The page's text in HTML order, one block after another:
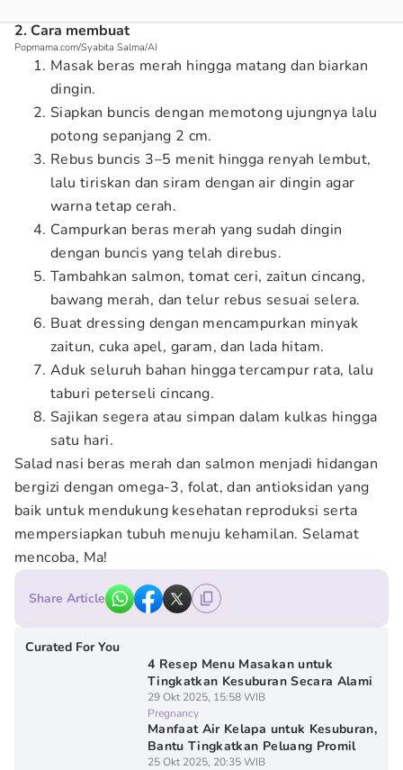
2. Cara membuat
Popmama.com/Syabita Salma/AI
Masak beras merah hingga matang dan biarkan
dingin.
Siapkan buncis dengan memotong ujungnya lalu
potong sepanjang 2 cm.
Rebus buncis 3–5 menit hingga renyah lembut,
lalu tiriskan dan siram dengan air dingin agar
warna tetap cerah.
Campurkan beras merah yang sudah dingin
dengan buncis yang telah direbus.
Tambahkan salmon, tomat ceri, zaitun cincang,
bawang merah, dan telur rebus sesuai selera.
Buat dressing dengan mencampurkan minyak
zaitun, cuka apel, garam, dan lada hitam.
Aduk seluruh bahan hingga tercampur rata, lalu
taburi peterseli cincang.
Sajikan segera atau simpan dalam kulkas hingga
satu hari.
Salad nasi beras merah dan salmon menjadi hidangan
bergizi dengan omega-3, folat, dan antioksidan yang
baik untuk mendukung kesehatan reproduksi serta
mempersiapkan tubuh menuju kehamilan. Selamat
mencoba, Ma!
Share Article
Curated For You
4 Resep Menu Masakan untuk
Tingkatkan Kesuburan Secara Alami
29 Okt 2025, 15:58 WIB
Pregnancy
Manfaat Air Kelapa untuk Kesuburan,
Bantu Tingkatkan Peluang Promil
25 Okt 2025, 20:35 WIB